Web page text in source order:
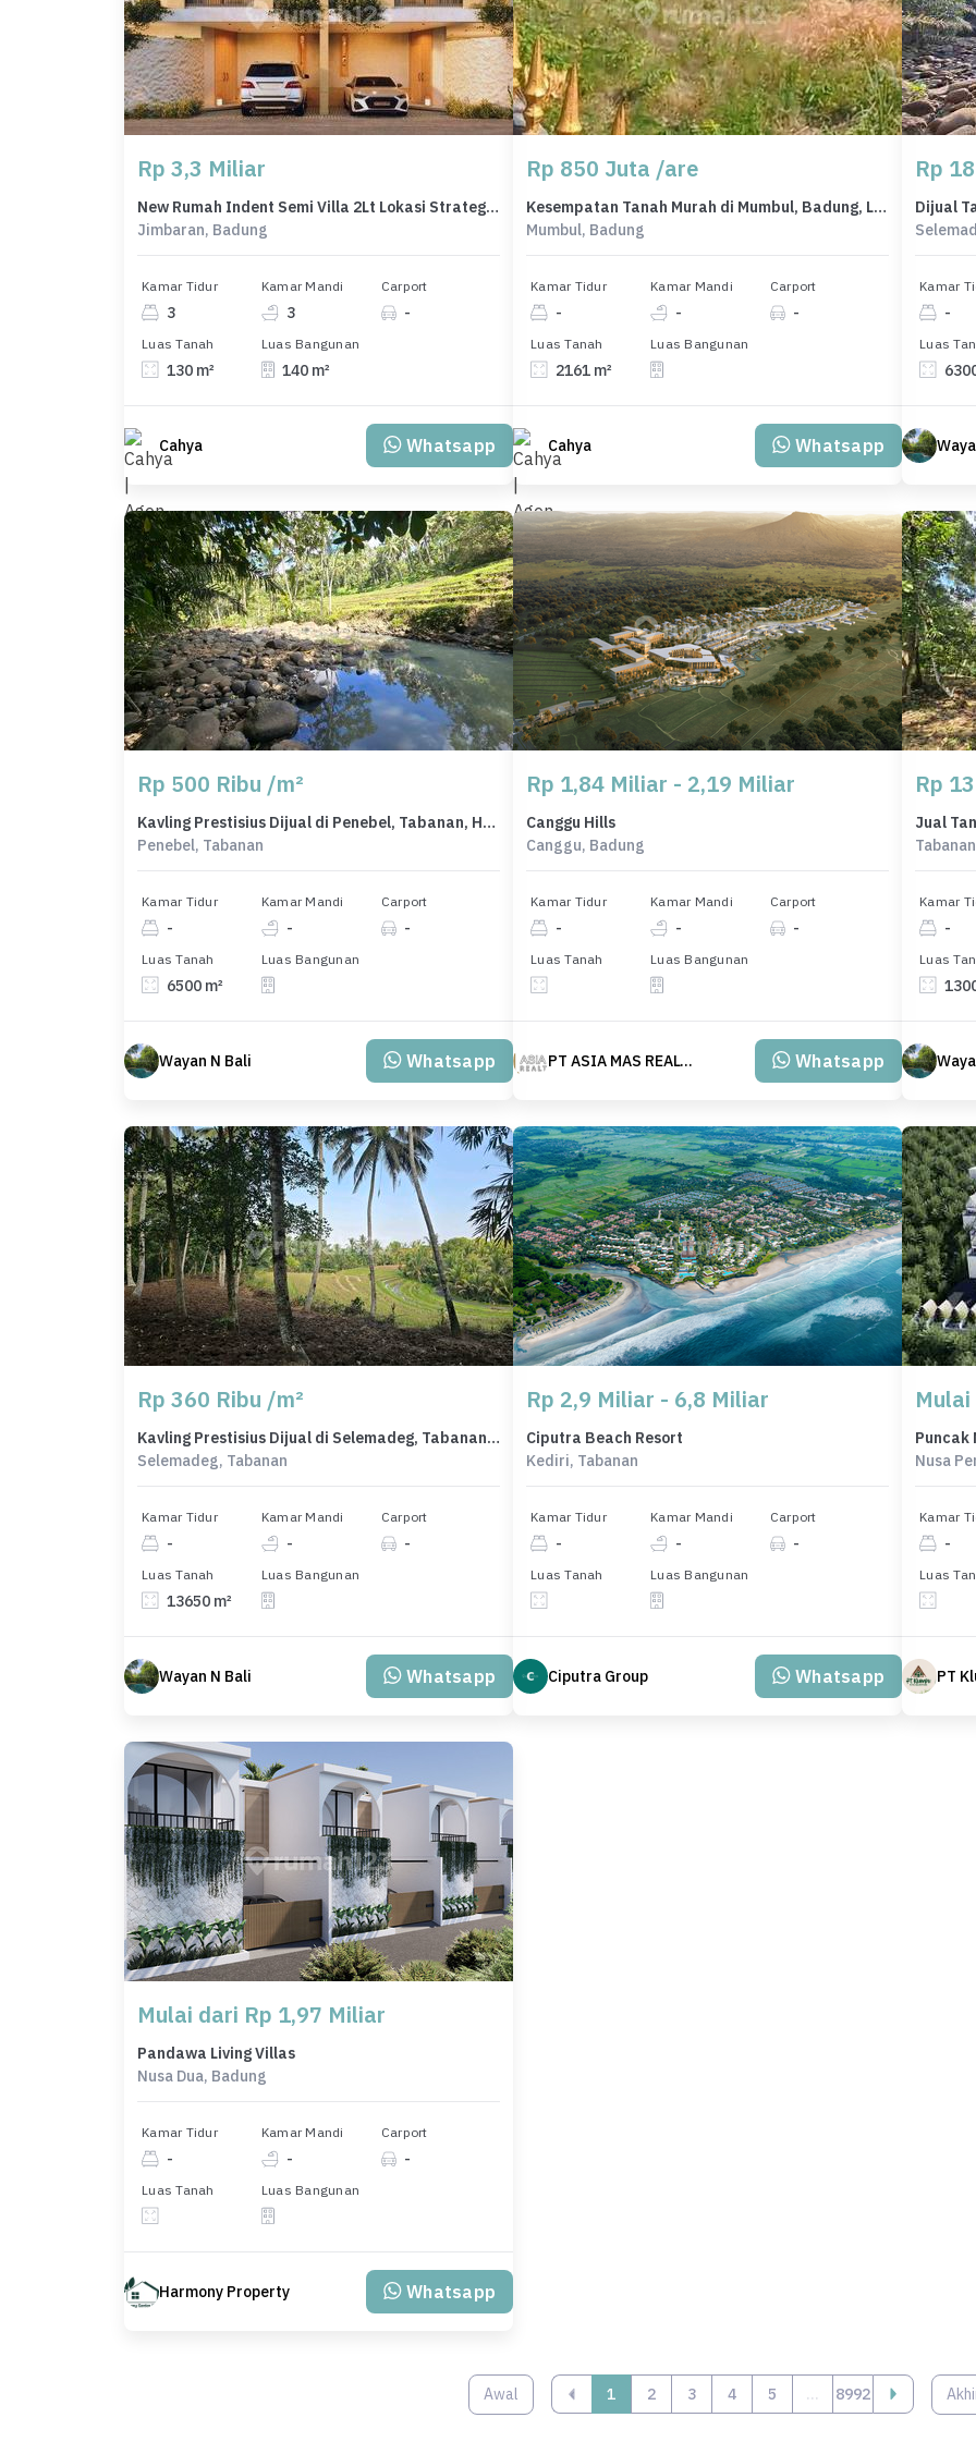
Rp 3,3 Miliar
New Rumah Indent Semi Villa 2Lt Lokasi Strategis di Jimbaran
Jimbaran, Badung
Kamar Tidur
3
Kamar Mandi
3
Carport
-
Luas Tanah
130 m²
Luas Bangunan
140 m²
Cahya Whatsapp
Rp 850 Juta /are
Kesempatan Tanah Murah di Mumbul, Badung, Luas 2161m²
Mumbul, Badung
Kamar Tidur
-
Kamar Mandi
-
Carport
-
Luas Tanah
2161 m²
Luas Bangunan
Cahya Whatsapp
Rp
Kamar
-
Luas
Rp 500 Ribu /m²
Kavling Prestisius Dijual di Penebel, Tabanan, Harga 3,25 Miliar
Penebel, Tabanan
Kamar Tidur
-
Kamar Mandi
-
Carport
-
Luas Tanah
6500 m²
Luas Bangunan
Wayan N Bali Whatsapp
Rp 1,84 Miliar - 2,19 Miliar
Canggu Hills
Canggu, Badung
Kamar Tidur
-
Kamar Mandi
-
Carport
-
Luas Tanah Luas Bangunan
PT ASIA MAS REALTY Whatsapp
Rp
Kamar
-
Luas
Rp 360 Ribu /m²
Kavling Prestisius Dijual di Selemadeg, Tabanan, Harga 4,91 Miliar
Selemadeg, Tabanan
Kamar Tidur
-
Kamar Mandi
-
Carport
-
Luas Tanah
13650 m²
Luas Bangunan
Wayan N Bali Whatsapp
Rp 2,9 Miliar - 6,8 Miliar
Ciputra Beach Resort
Kediri, Tabanan
Kamar Tidur
-
Kamar Mandi
-
Carport
-
Luas Tanah Luas Bangunan
Ciputra Group Whatsapp
Puncak
Nusa
Kamar
-
Luas
Mulai dari Rp 1,97 Miliar
Pandawa Living Villas
Nusa Dua, Badung
Kamar Tidur
-
Kamar Mandi
-
Carport
-
Luas Tanah Luas Bangunan
Harmony Property Whatsapp
Awal ‹ 1 2 3 4 5 ... 8992